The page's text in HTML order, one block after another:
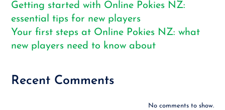
Getting started with Online Pokies NZ:
essential tips for new players
Your first steps at Online Pokies NZ: what
new players need to know about
Recent Comments
No comments to show.